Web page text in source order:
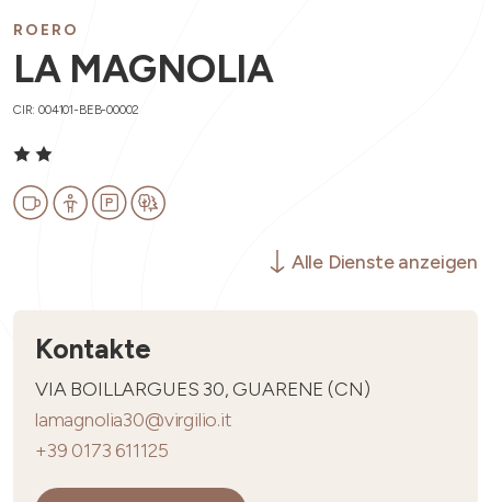
ROERO
LA MAGNOLIA
CIR: 004101-BEB-00002
Alle Dienste anzeigen
Kontakte
VIA BOILLARGUES 30, GUARENE (CN)
lamagnolia30@virgilio.it
+39 0173 611125